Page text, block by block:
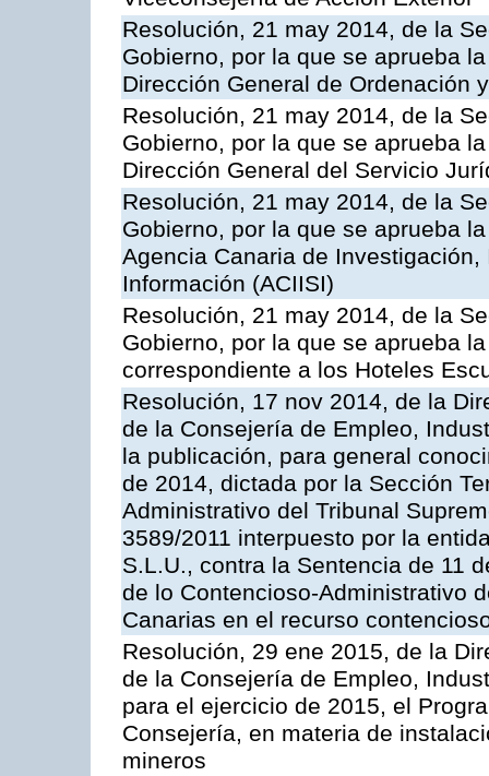
Resolución, 21 may 2014, de la
Gobierno, por la que se aprueba
Dirección General de Ordenación
Resolución, 21 may 2014, de la
Gobierno, por la que se aprueba
Dirección General del Servicio
Resolución, 21 may 2014, de la
Gobierno, por la que se aprueba
Agencia Canaria de
Información (ACIISI)
Resolución, 21 may 2014, de la
Gobierno, por la que se aprueba
correspondiente a los Hoteles
Resolución, 17 nov 2014, de la
de la Consejería de Empleo,
la publicación, para general
de 2014, dictada por la Sección
Administrativo del Tribunal
3589/2011 interpuesto por la
S.L.U., contra la Sentencia de 11
de lo Contencioso-Administrativo
Canarias en el recurso
Resolución, 29 ene 2015, de la
de la Consejería de Empleo,
para el ejercicio de 2015, el
Consejería, en materia de
mineros